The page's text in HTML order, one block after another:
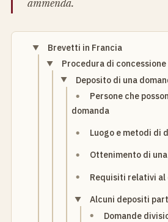
ammenda.
Brevetti in Francia
Procedura di concessione
Deposito di una
Persone che
domanda
Luogo e metodi di
Ottenimento di
Requisiti relativi al
Alcuni depositi
Domande